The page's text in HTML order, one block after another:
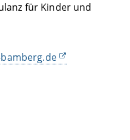
für Kinder und